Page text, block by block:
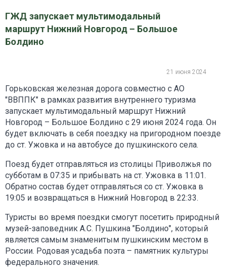
ГЖД запускает мультимодальный
маршрут Нижний Новгород – Большое
Болдино
21 июня 2024
Горьковская железная дорога совместно с АО
"ВВППК" в рамках развития внутреннего туризма
запускает мультимодальный маршрут Нижний
Новгород – Большое Болдино с 29 июня 2024 года. Он
будет включать в себя поездку на пригородном поезде
до ст. Ужовка и на автобусе до пушкинского села.
Поезд будет отправляться из столицы Приволжья по
субботам в 07:35 и прибывать на ст. Ужовка в 11:01.
Обратно состав будет отправляться со ст. Ужовка в
19:05 и возвращаться в Нижний Новгород в 22:33.
Туристы во время поездки смогут посетить природный
музей-заповедник А.С. Пушкина "Болдино", который
является самым знаменитым пушкинским местом в
России. Родовая усадьба поэта – памятник культуры
федерального значения.